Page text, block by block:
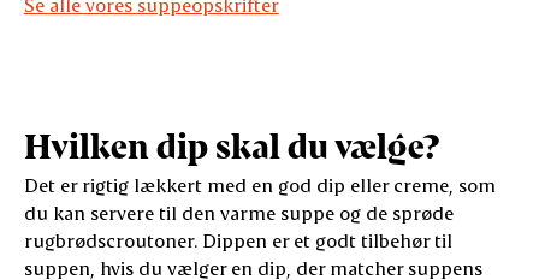
Hvilken dip skal du vælge?
Det er rigtig lækkert med en god dip eller creme, som
du kan servere til den varme suppe og de sprøde
rugbrødscroutoner. Dippen er et godt tilbehør til
suppen, hvis du vælger en dip, der matcher suppens